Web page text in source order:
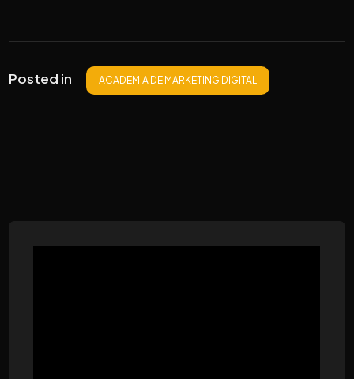
Posted in ACADEMIA DE MARKETING DIGITAL